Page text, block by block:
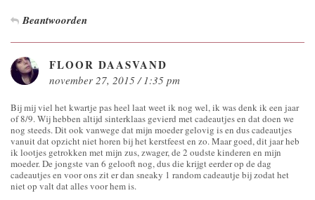
Beantwoorden
FLOOR DAASVAND
november 27, 2015 / 1:35 pm
Bij mij viel het kwartje pas heel laat weet ik nog wel, ik was denk ik een jaar
of 8/9. Wij hebben altijd sinterklaas gevierd met cadeautjes en dat doen we
nog steeds. Dit ook vanwege dat mijn moeder gelovig is en dus cadeautjes
vanuit dat opzicht niet horen bij het kerstfeest en zo. Maar goed, dit jaar heb
ik lootjes getrokken met mijn zus, zwager, de 2 oudste kinderen en mijn
moeder. De jongste van 6 gelooft nog, dus die krijgt eerder op de dag
cadeautjes en voor ons zit er dan sneaky 1 random cadeautje bij zodat het
niet op valt dat alles voor hem is.